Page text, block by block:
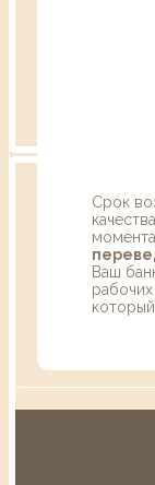
Срок
Ваш